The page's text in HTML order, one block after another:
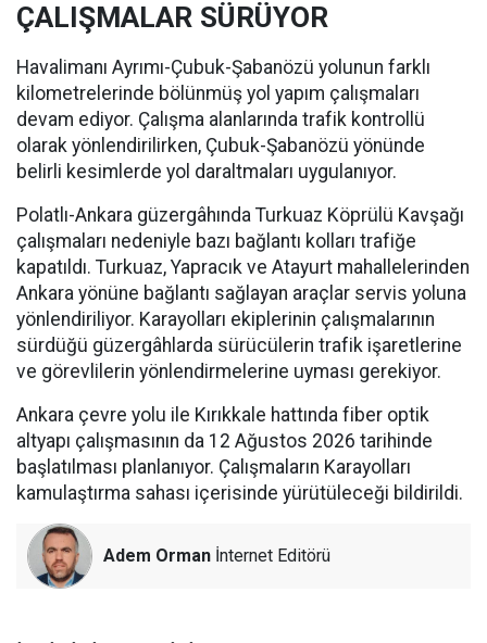
ÇALIŞMALAR SÜRÜYOR
Havalimanı Ayrımı-Çubuk-Şabanözü yolunun farklı
kilometrelerinde bölünmüş yol yapım çalışmaları
devam ediyor. Çalışma alanlarında trafik kontrollü
olarak yönlendirilirken, Çubuk-Şabanözü yönünde
belirli kesimlerde yol daraltmaları uygulanıyor.
Polatlı-Ankara güzergâhında Turkuaz Köprülü Kavşağı
çalışmaları nedeniyle bazı bağlantı kolları trafiğe
kapatıldı. Turkuaz, Yapracık ve Atayurt mahallelerinden
Ankara yönüne bağlantı sağlayan araçlar servis yoluna
yönlendiriliyor. Karayolları ekiplerinin çalışmalarının
sürdüğü güzergâhlarda sürücülerin trafik işaretlerine
ve görevlilerin yönlendirmelerine uyması gerekiyor.
Ankara çevre yolu ile Kırıkkale hattında fiber optik
altyapı çalışmasının da 12 Ağustos 2026 tarihinde
başlatılması planlanıyor. Çalışmaların Karayolları
kamulaştırma sahası içerisinde yürütüleceği bildirildi.
Adem Orman İnternet Editörü